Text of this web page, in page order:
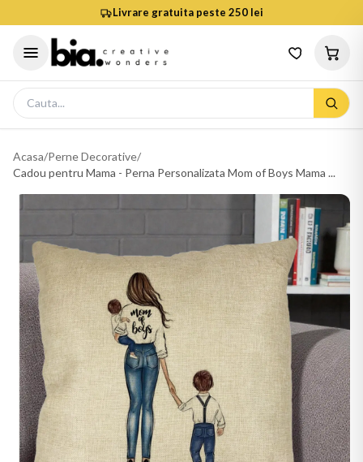
Livrare gratuita peste 250 lei
Acasa/Perne Decorative/
Cadou pentru Mama - Perna Personalizata Mom of Boys Mama ...